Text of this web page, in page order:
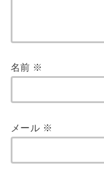
名前 ※
メール ※